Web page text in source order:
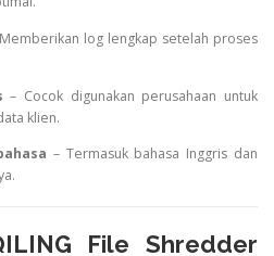
log lengkap setelah proses
– Cocok digunakan perusahaan untuk
klien.
– Termasuk bahasa Inggris dan
File Shredder